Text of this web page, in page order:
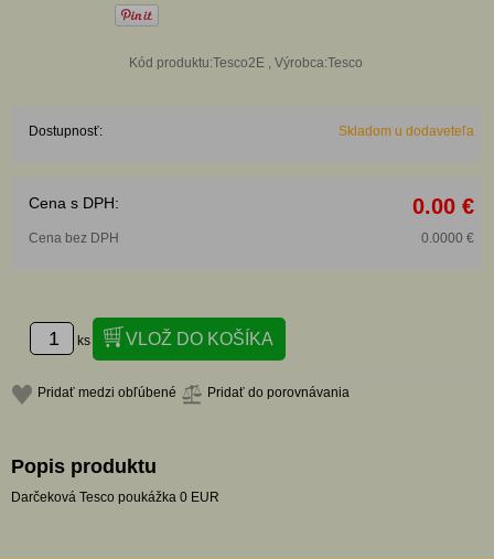
Kód produktu:Tesco2E , Výrobca:Tesco
Dostupnosť: Skladom u dodaveteľa
Cena s DPH: 0.00 €
Cena bez DPH 0.0000 €
ks
Pridať medzi obľúbené Pridať do porovnávania
Popis produktu
Darčeková Tesco poukážka 0 EUR